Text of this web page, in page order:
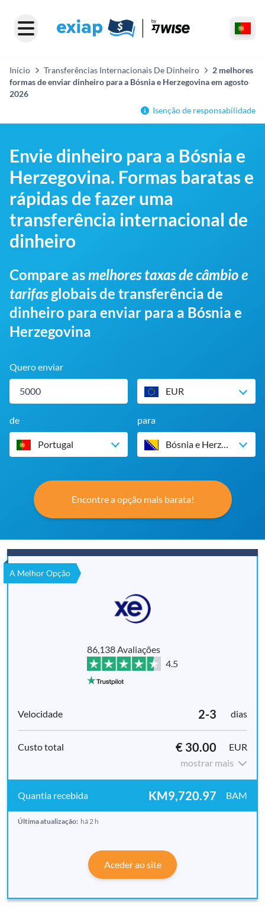
Início Transferências Internacionais De Dinheiro
2 melhores
formas de enviar dinheiro para a Bósnia e Herzegovina em agosto
2026
Isenção de responsabilidade
Envie dinheiro para a Bósnia e
Herzegovina. Formas baratas e
rápidas de fazer uma
transferência internacional de
dinheiro
Compare asmelhores taxas de câmbio e
tarifasglobais de transferência de
dinheiro para enviar para a Bósnia e
Herzegovina
Quero enviar
EUR
de
Portugal
para
Bósnia e Herzegovina
Encontre a opção mais barata!
A Melhor Opção
86,138 Avaliações
4.5
2-3 dias
€ 30.00
EUR
mostrar mais
KM9,720.97 BAM
Última atualização: há 2 h
Aceder ao site